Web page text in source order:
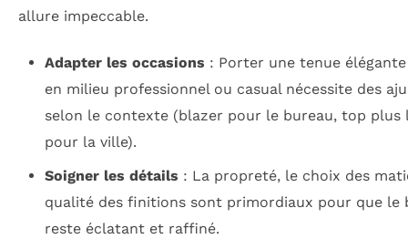
allure impeccable.
Adapter les occasions : Porter une tenue
en milieu professionnel ou casual nécessite des
selon le contexte (blazer pour le bureau, top plus
pour la ville).
Soigner les détails : La propreté, le choix des
qualité des finitions sont primordiaux pour que le
reste éclatant et raffiné.